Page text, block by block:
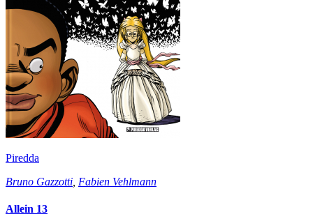
Piredda
Bruno Gazzotti Fabien Vehlmann
Allein 13